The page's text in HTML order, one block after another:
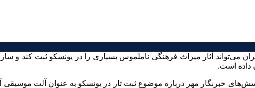
می‌تواند آثار میراث فرهنگی ناملموس بسیاری را در یونسکو ثبت کند و
داده است.
خبرنگار مهر درباره موضوع ثبت تار در یونسکو به عنوان آلت موسیقی